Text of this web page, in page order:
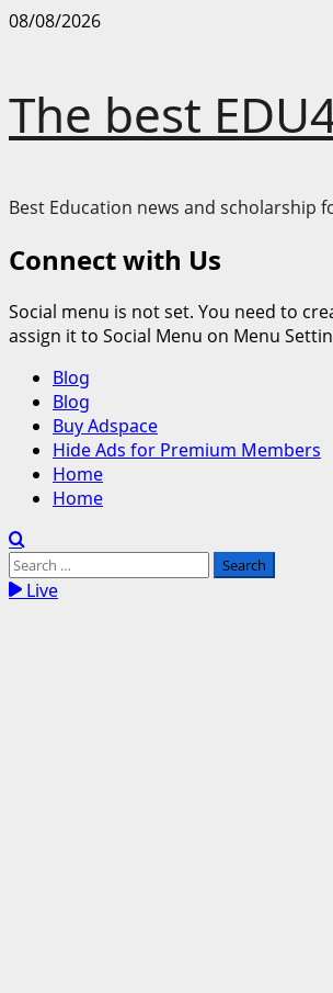
Skip
08/08/2026
The best
Best Education news and scholarship
Connect with Us
Social menu is not set. You need to
assign it to Social Menu on Menu
Primary
Menu
Blog
Blog
Buy Adspace
Hide Ads for Premium Members
Home
Home
Search
for:Live